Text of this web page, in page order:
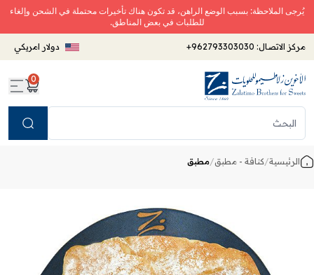
يُرجى الملاحظة: بسبب الوضع الراهن، قد تكون هناك تأخيرات محتملة في الشحن وإلغاء
للطلبات في بعض المناطق.
مركز الاتصال: +962793303030 دولار امريكي
0
الرئيسية/كنافة - مطبق/مطبق